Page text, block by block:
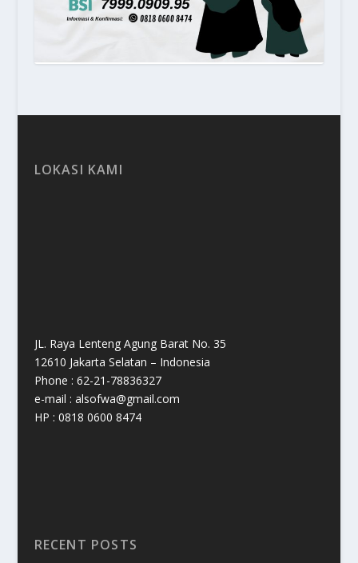
LOKASI KAMI
JL. Raya Lenteng Agung Barat No. 35
12610 Jakarta Selatan – Indonesia
Phone : 62-21-78836327
e-mail : alsofwa@gmail.com
HP : 0818 0600 8474
RECENT POSTS